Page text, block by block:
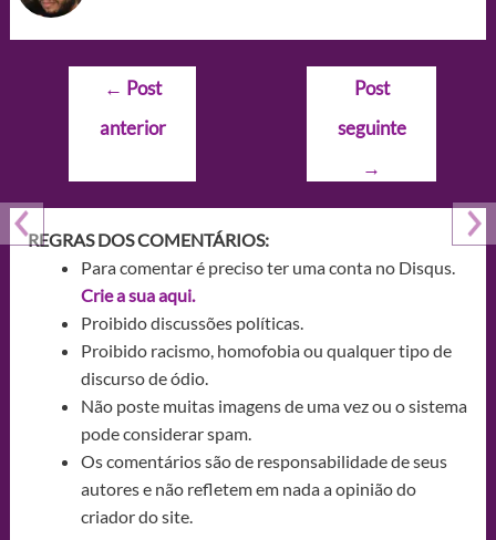
Navegação
Post
← Post
anterior
Post
seguinte
→
REGRAS DOS COMENTÁRIOS:
Para comentar é preciso ter uma conta no Disqus.
Crie a sua aqui.
Proibido discussões políticas.
Proibido racismo, homofobia ou qualquer tipo de
discurso de ódio.
Não poste muitas imagens de uma vez ou o sistema
pode considerar spam.
Os comentários são de responsabilidade de seus
autores e não refletem em nada a opinião do
criador do site.